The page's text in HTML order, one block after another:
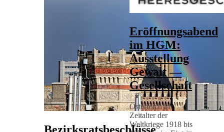
Eröffnungsabend
im HGM:
Ausstellung
Gewalt —
Gesellschaft
Österreich im
Zeitalter der
Weltkriege 1918 bis